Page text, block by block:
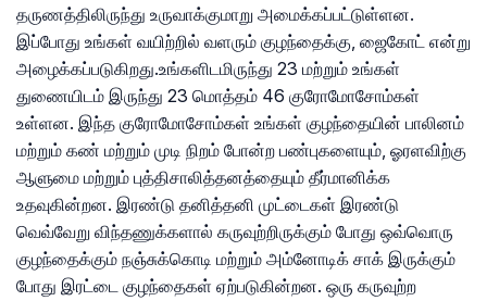
தருணத்திலிருந்து உருவாக்குமாறு அமைக்கப்பட்டுள்ளன.
இப்போது உங்கள் வயிற்றில் வளரும் குழந்தைக்கு, ஜைகோட் என்று
அழைக்கப்படுகிறது.உங்களிடமிருந்து 23 மற்றும் உங்கள்
துணையிடம் இருந்து 23 மொத்தம் 46 குரோமோசோம்கள்
உள்ளன. இந்த குரோமோசோம்கள் உங்கள் குழந்தையின் பாலினம்
மற்றும் கண் மற்றும் முடி நிறம் போன்ற பண்புகளையும், ஓரளவிற்கு
ஆளுமை மற்றும் புத்திசாலித்தனத்தையும் தீர்மானிக்க
உதவுகின்றன. இரண்டு தனித்தனி முட்டைகள் இரண்டு
வெவ்வேறு விந்தணுக்களால் கருவுற்றிருக்கும் போது ஒவ்வொரு
குழந்தைக்கும் நஞ்சுக்கொடி மற்றும் அம்னோடிக் சாக் இருக்கும்
போது இரட்டை குழந்தைகள் ஏற்படுகின்றன. ஒரு கருவுற்ற